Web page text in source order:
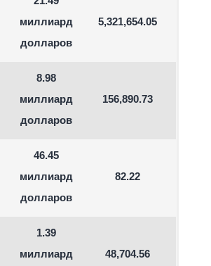
миллиард
долларов
5,321,654.05
8.98
миллиард
долларов
156,890.73
46.45
миллиард
долларов
82.22
1.39
миллиард
48,704.56